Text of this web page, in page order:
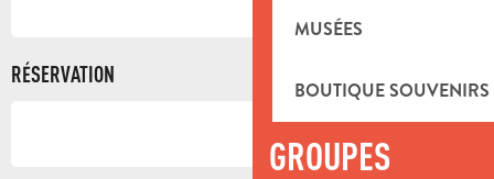
MUSÉES
BOUTIQUE
GROUPES
RÉSERVATION